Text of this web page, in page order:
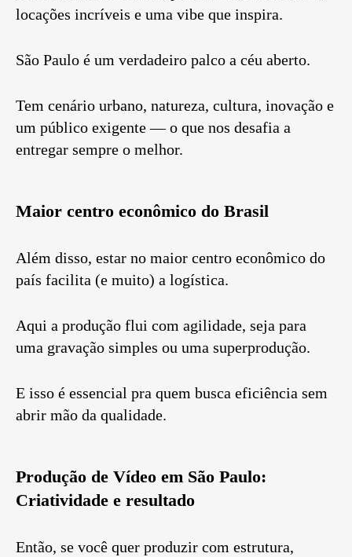
locações incríveis e uma vibe que inspira.
São Paulo é um verdadeiro palco a céu aberto.
Tem cenário urbano, natureza, cultura, inovação e
um público exigente — o que nos desafia a
entregar sempre o melhor.
Maior centro econômico do Brasil
Além disso, estar no maior centro econômico do
país facilita (e muito) a logística.
Aqui a produção flui com agilidade, seja para
uma gravação simples ou uma superprodução.
E isso é essencial pra quem busca eficiência sem
abrir mão da qualidade.
Produção de Vídeo em São Paulo:
Criatividade e resultado
Então, se você quer produzir com estrutura,